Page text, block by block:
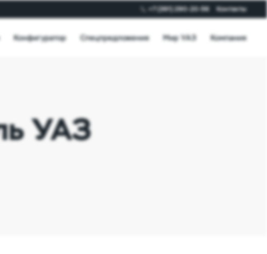
+7 (391) 290-20-56 Контакты
Конфигуратор Спецпредложения Мир УАЗ Компания
УАЗ